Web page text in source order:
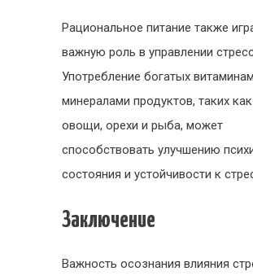
Рациональное питание также
важную роль в управлении
Употребление богатых
минералами продуктов, таких
овощи, орехи и рыба, может
способствовать улучшению
состояния и устойчивости к
Заключение
Важность осознания влияния